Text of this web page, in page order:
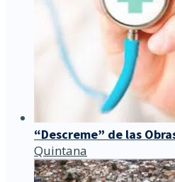
“Descreme” de las
Quintana